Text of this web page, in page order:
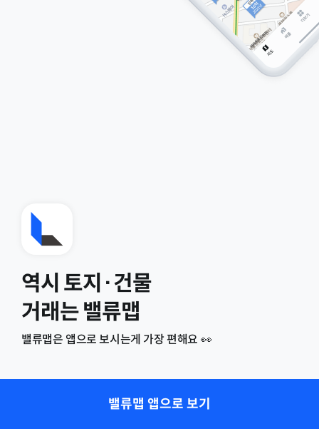
역시 토지·건물
거래는 밸류맵
밸류맵은 앱으로 보시는게 가장 편해요 👀
밸류맵 앱으로 보기